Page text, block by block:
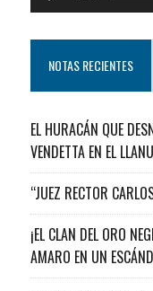
NOTAS RECIENTES
EL HURACÁN QUE
VENDETTA EN EL
“JUEZ RECTOR
¡EL CLAN DEL ORO
AMARO EN UN